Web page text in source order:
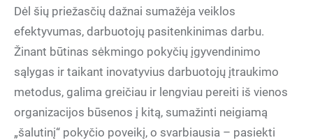
Dėl šių priežasčių dažnai sumažėja veiklos
efektyvumas, darbuotojų pasitenkinimas darbu.
Žinant būtinas sėkmingo pokyčių įgyvendinimo
sąlygas ir taikant inovatyvius darbuotojų įtraukimo
metodus, galima greičiau ir lengviau pereiti iš vienos
organizacijos būsenos į kitą, sumažinti neigiamą
„šalutinį“ pokyčio poveikį, o svarbiausia – pasiekti